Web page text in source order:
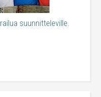
suunnitteleville.